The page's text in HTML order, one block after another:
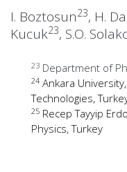
I. Boztosun23, H.
Kucuk23, S.O.
23 Department of
24 Ankara
Technologies,
25 Recep Tayyip
Physics, Turkey